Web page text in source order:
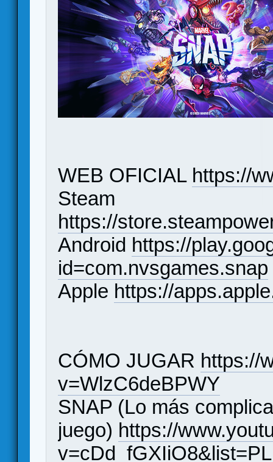
WEB OFICIAL https://
Steam
https://
Android https://
id=com.nvsgames.snap
Apple https://
CÓMO JUGAR https://
v=WlzC6deBPWY
SNAP (Lo más
juego) https://